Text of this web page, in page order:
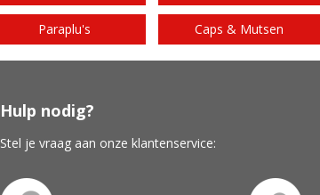
Paraplu's Caps & Mutsen
Hulp nodig?
Stel je vraag aan onze klantenservice: